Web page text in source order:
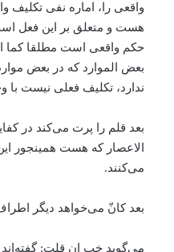
واقعی را، اماره نفی
هست و متعلق بر این فعل
حکم واقعی است مطلقا کما
بعض الموارد که در بعض
ندارد، تکلیف فعلی نیست
بعد قلم را پرت می‌‌کند در
الاعصار که هست همینجور
می‌‌کنند.
بعد کانّ می‌‌خواهد دیگر
می‌گوید خب ان قلت: گفته‌اند